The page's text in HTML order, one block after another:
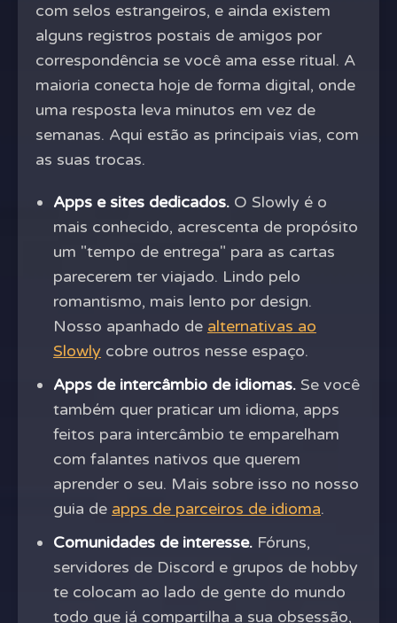
com selos estrangeiros, e ainda existem
alguns registros postais de amigos por
correspondência se você ama esse ritual. A
maioria conecta hoje de forma digital, onde
uma resposta leva minutos em vez de
semanas. Aqui estão as principais vias, com
as suas trocas.
Apps e sites dedicados. O Slowly é o
mais conhecido, acrescenta de propósito
um "tempo de entrega" para as cartas
parecerem ter viajado. Lindo pelo
romantismo, mais lento por design.
Nosso apanhado de alternativas ao
Slowly cobre outros nesse espaço.
Apps de intercâmbio de idiomas. Se você
também quer praticar um idioma, apps
feitos para intercâmbio te emparelham
com falantes nativos que querem
aprender o seu. Mais sobre isso no nosso
guia de apps de parceiros de idioma.
Comunidades de interesse. Fóruns,
servidores de Discord e grupos de hobby
te colocam ao lado de gente do mundo
todo que já compartilha a sua obsessão,